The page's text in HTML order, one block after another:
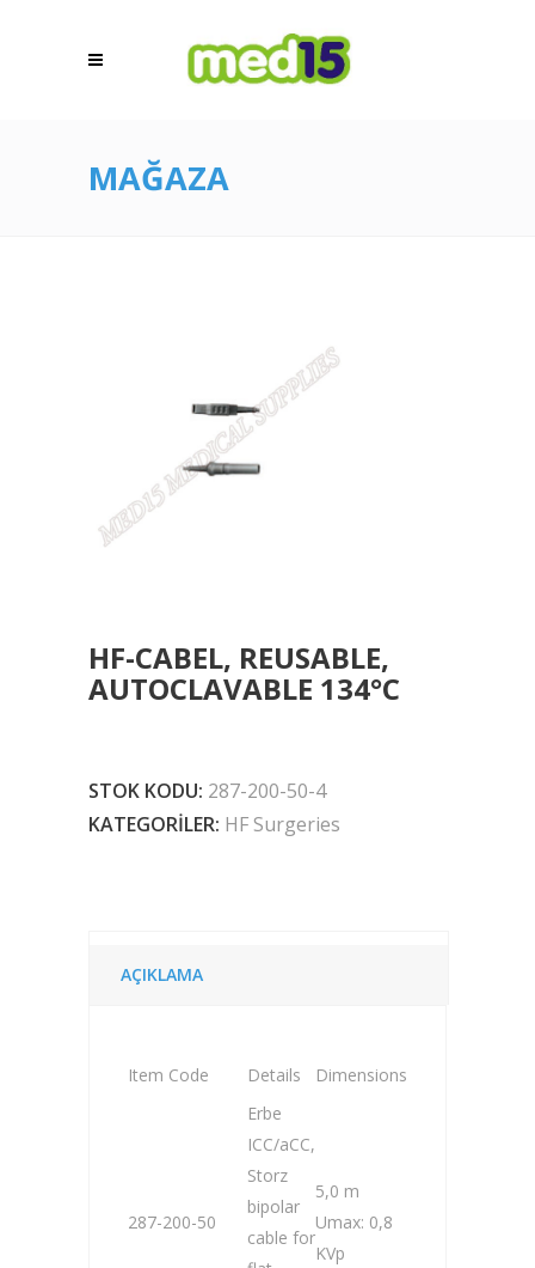
MAĞAZA
HF-CABEL, REUSABLE,
AUTOCLAVABLE 134°C
STOK KODU: 287-200-50-4
KATEGORILER: HF Surgeries
AÇIKLAMA
Item Code Details Dimensions
287-200-50
Erbe
ICC/aCC,
Storz
bipolar
cable for
5,0 m
Umax: 0,8
KVp